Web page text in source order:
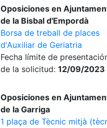
Oposiciones en
de la Bisbal d'Empordà
Borsa de treball de places
d'Auxiliar de Geriatria
Fecha límite de
de la solicitud: 12/09/2023
Oposiciones en
de la Garriga
1 plaça de Tècnic mitjà